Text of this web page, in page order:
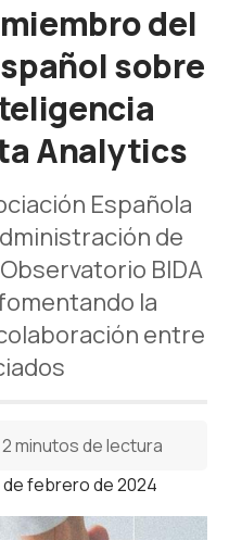
del
sobre
Analytics
Española
de
BIDA
la
entre
febrero de 2024
2 minutos de lectura